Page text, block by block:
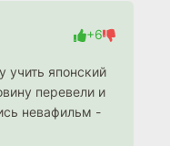
+6
учить японский
перевели и
невафильм -